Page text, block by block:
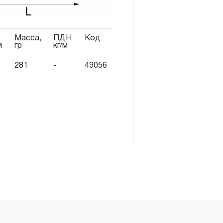
Масса,
гр
ПДН
кг/м
Код
281 - 49056
в эксплуатацию, но не
и OMBRA®